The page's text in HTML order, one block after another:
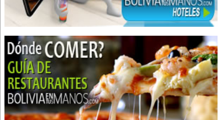
Nutrición
Administración, Asesores en
Hospitales privados
Salud: Hospitales
Consultorios Médicos
Dermatólogos
Médicos Nefrólogos